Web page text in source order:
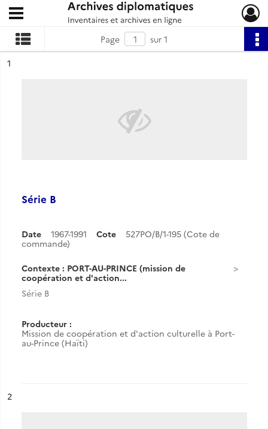
Archives diplomatiques
Ouvrir le menu déroulant
Page
sur 1
n°
1
Série B
Date 1967-1991 Cote
527PO/B/1-195 (Cote de
commande)
Contexte : PORT-AU-PRINCE (mission de
coopération et d'action...
Série B
Producteur :
Mission de coopération et d'action culturelle à Port-
au-Prince (Haïti)
n°
2